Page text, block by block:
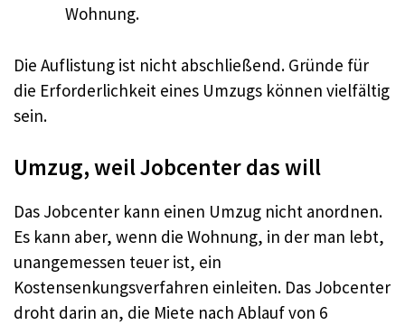
Wohnung.
Die Auflistung ist nicht abschließend. Gründe für
die Erforderlichkeit eines Umzugs können vielfältig
sein.
Umzug, weil Jobcenter das will
Das Jobcenter kann einen Umzug nicht anordnen.
Es kann aber, wenn die Wohnung, in der man lebt,
unangemessen teuer ist, ein
Kostensenkungsverfahren einleiten. Das Jobcenter
droht darin an, die Miete nach Ablauf von 6